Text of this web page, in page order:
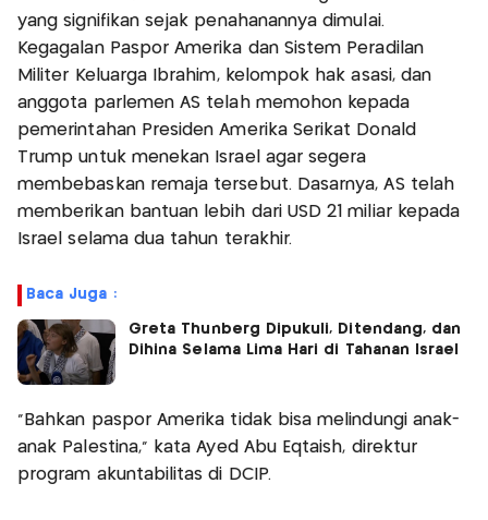
yang signifikan sejak penahanannya dimulai.
Kegagalan Paspor Amerika dan Sistem Peradilan
Militer Keluarga Ibrahim, kelompok hak asasi, dan
anggota parlemen AS telah memohon kepada
pemerintahan Presiden Amerika Serikat Donald
Trump untuk menekan Israel agar segera
membebaskan remaja tersebut. Dasarnya, AS telah
memberikan bantuan lebih dari USD 21 miliar kepada
Israel selama dua tahun terakhir.
Baca Juga :
Greta Thunberg Dipukuli, Ditendang, dan
Dihina Selama Lima Hari di Tahanan Israel
"Bahkan paspor Amerika tidak bisa melindungi anak-
anak Palestina," kata Ayed Abu Eqtaish, direktur
program akuntabilitas di DCIP.